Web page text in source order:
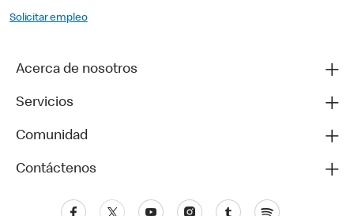
Solicitar empleo
Acerca de nosotros
Servicios
Comunidad
Contáctenos